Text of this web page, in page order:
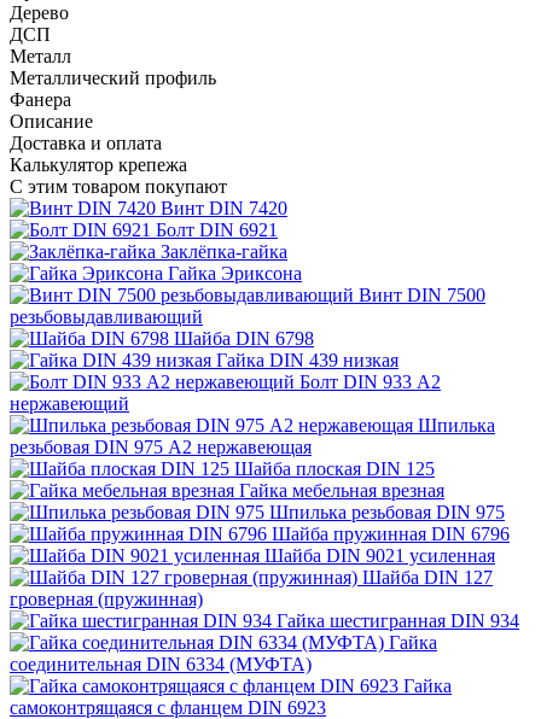
Дерево
ДСП
Металл
Металлический профиль
Фанера
Описание
Доставка и оплата
Калькулятор крепежа
С этим товаром покупают
Винт DIN 7420
Болт DIN 6921
Заклёпка-гайка
Гайка Эриксона
Винт DIN 7500
резьбовыдавливающий
Шайба DIN 6798
Гайка DIN 439 низкая
Болт DIN 933 A2
нержавеющий
Шпилька
резьбовая DIN 975 A2 нержавеющая
Шайба плоская DIN 125
Гайка мебельная врезная
Шпилька резьбовая DIN 975
Шайба пружинная DIN 6796
Шайба DIN 9021 усиленная
Шайба DIN 127
гроверная (пружинная)
Гайка шестигранная DIN 934
Гайка
соединительная DIN 6334 (МУФТА)
Гайка
самоконтрящаяся с фланцем DIN 6923